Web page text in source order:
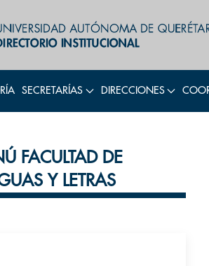
SECRETARÍAS DIRECCIONES
FACULTAD DE
Y LETRAS